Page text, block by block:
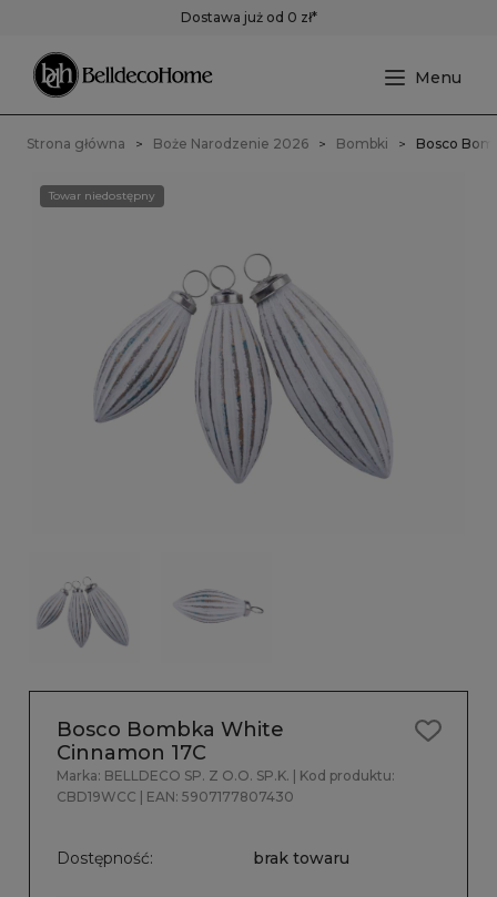
Dostawa już od 0 zł*
Strona główna Boże Narodzenie 2026 Bombki Bosco
Towar niedostępny
Bosco Bombka White
Cinnamon 17C
Marka: BELLDECO SP. Z O.O. SP.K.
| Kod produktu:
CBD19WCC
| EAN: 5907177807430
Dostępność: brak towaru